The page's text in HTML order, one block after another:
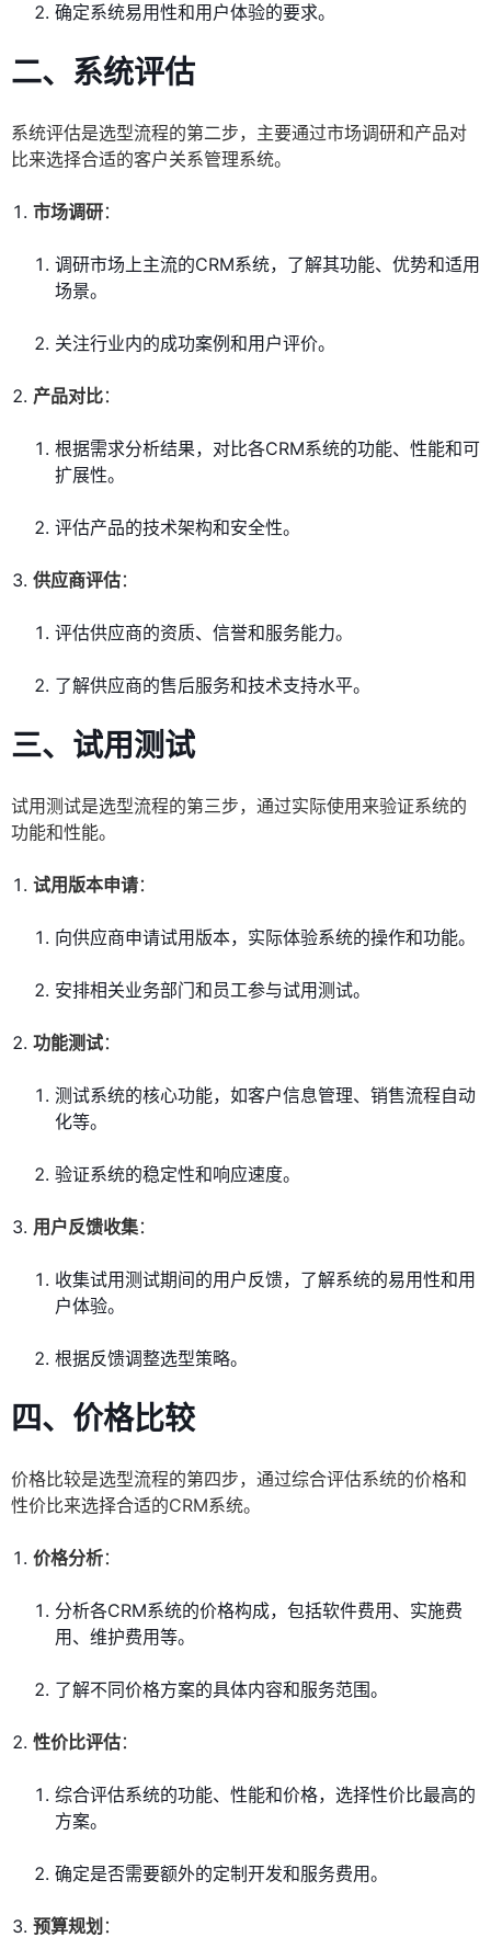
确定系统易用性和用户体验的要求。
二、系统评估
系统评估是选型流程的第二步，主要通过市场调研和产品对
比来选择合适的客户关系管理系统。
市场调研：
调研市场上主流的CRM系统，了解其功能、优势和适用
场景。
关注行业内的成功案例和用户评价。
产品对比：
根据需求分析结果，对比各CRM系统的功能、性能和可
扩展性。
评估产品的技术架构和安全性。
供应商评估：
评估供应商的资质、信誉和服务能力。
了解供应商的售后服务和技术支持水平。
三、试用测试
试用测试是选型流程的第三步，通过实际使用来验证系统的
功能和性能。
试用版本申请：
向供应商申请试用版本，实际体验系统的操作和功能。
安排相关业务部门和员工参与试用测试。
功能测试：
测试系统的核心功能，如客户信息管理、销售流程自动
化等。
验证系统的稳定性和响应速度。
用户反馈收集：
收集试用测试期间的用户反馈，了解系统的易用性和用
户体验。
根据反馈调整选型策略。
四、价格比较
价格比较是选型流程的第四步，通过综合评估系统的价格和
性价比来选择合适的CRM系统。
价格分析：
分析各CRM系统的价格构成，包括软件费用、实施费
用、维护费用等。
了解不同价格方案的具体内容和服务范围。
性价比评估：
综合评估系统的功能、性能和价格，选择性价比最高的
方案。
确定是否需要额外的定制开发和服务费用。
预算规划 ：